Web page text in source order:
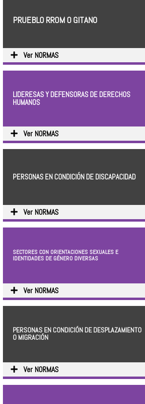
PRUEBLO RROM O GITANO
Ver NORMAS
LIDERESAS Y DEFENSORAS DE DERECHOS
HUMANOS
Ver NORMAS
PERSONAS EN CONDICIÓN DE DISCAPACIDAD
Ver NORMAS
SECTORES CON ORIENTACIONES SEXUALES E
IDENTIDADES DE GÉNERO DIVERSAS
Ver NORMAS
PERSONAS EN CONDICIÓN DE DESPLAZAMIENTO
O MIGRACIÓN
Ver NORMAS